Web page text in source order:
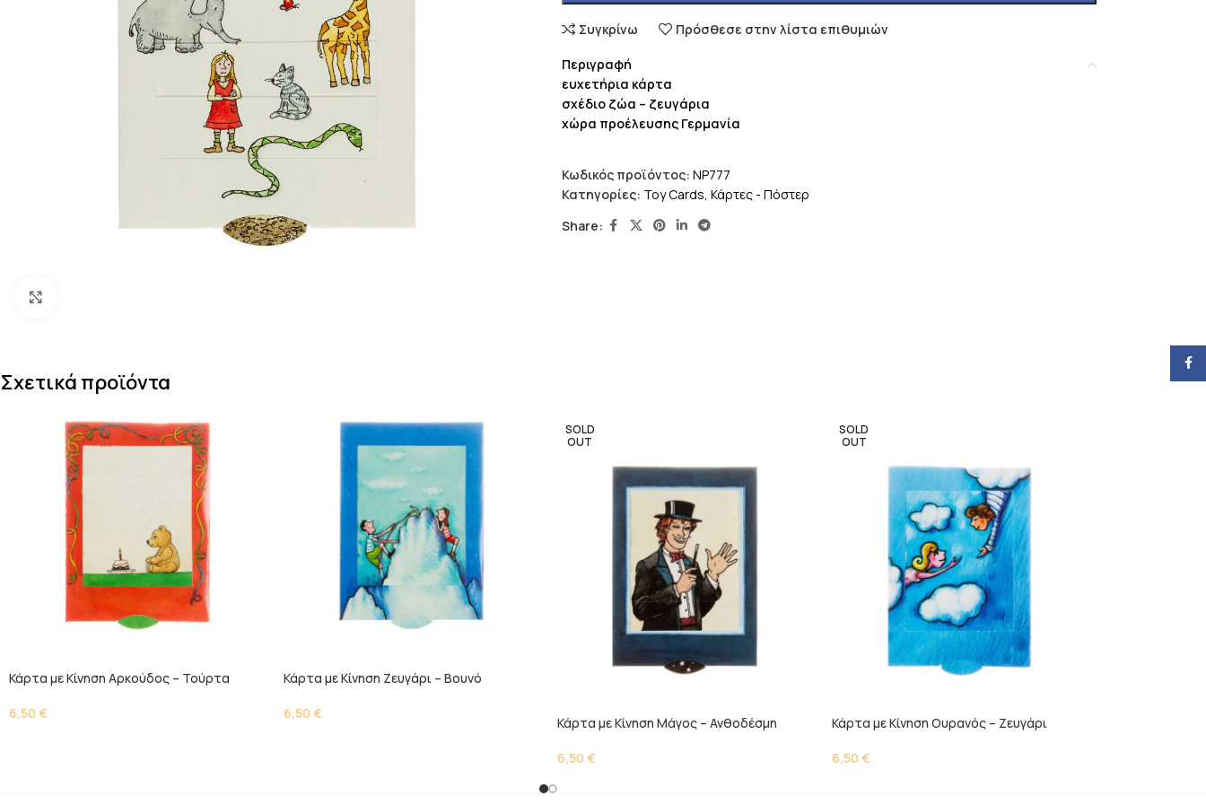
Συγκρίνω Πρόσθεσε στην λίστα επιθυμιών
Περιγραφή
ευχετήρια κάρτα
σχέδιο ζώα – ζευγάρια
χώρα προέλευσης Γερμανία
Κωδικός προϊόντος: NP777
Κατηγορίες: Toy Cards, Κάρτες - Πόστερ
Share:
Σχετικά προϊόντα
Κάρτα με Κίνηση Αρκούδος – Τούρτα
6,50 €
Κάρτα με Κίνηση Ζευγάρι – Βουνό
6,50 €
SOLD
OUT
Κάρτα με Κίνηση Μάγος – Ανθοδέσμη
6,50 €
SOLD
OUT
Κάρτα με Κίνηση Ουρανός – Ζευγάρι
6,50 €